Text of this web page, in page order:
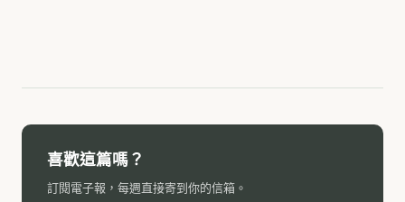
喜歡這篇嗎？
訂閱電子報，每週直接寄到你的信箱。